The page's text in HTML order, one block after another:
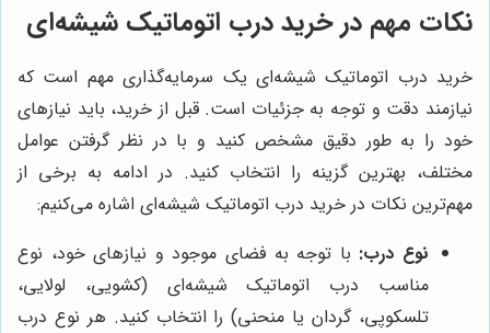
نکات مهم در خرید درب اتوماتیک شیشه‌ای
خرید درب اتوماتیک شیشه‌ای یک سرمایه‌گذاری مهم است که
نیازمند دقت و توجه به جزئیات است. قبل از خرید، باید نیازهای
خود را به طور دقیق مشخص کنید و با در نظر گرفتن عوامل
مختلف، بهترین گزینه را انتخاب کنید. در ادامه به برخی از
مهم‌ترین نکات در خرید درب اتوماتیک شیشه‌ای اشاره می‌کنیم:
نوع درب: با توجه به فضای موجود و نیازهای خود، نوع
مناسب درب اتوماتیک شیشه‌ای (کشویی، لولایی،
تلسکوپی، گردان یا منحنی) را انتخاب کنید. هر نوع درب